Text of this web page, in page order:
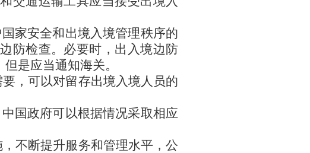
家安全和出境入境管理秩序的
防检查。必要时，出入境边防
是应当通知海关。
，可以对留存出境入境人员的
国政府可以根据情况采取相应
不断提升服务和管理水平，公